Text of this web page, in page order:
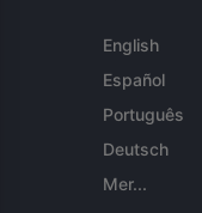
English
Español
Português
Deutsch
Mer...